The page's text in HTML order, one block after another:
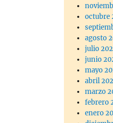
octubre
agosto
julio
junio
mayo
abril
marzo
febrero
enero